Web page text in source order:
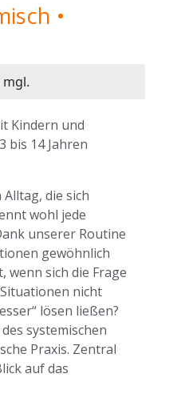
•
Kindern und
bis 14 Jahren
die sich
wohl jede
unserer Routine
gewöhnlich
wenn sich die Frage
nicht
lösen ließen?
systemischen
Praxis. Zentral
auf das